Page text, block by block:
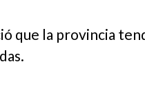
que la provincia